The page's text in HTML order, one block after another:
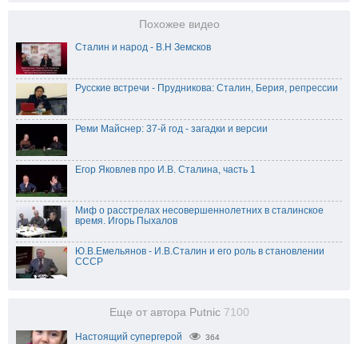
Похожее видео
Сталин и народ - В.Н Земсков
Русские встречи - Прудникова: Сталин, Берия, репрессии
Реми Майснер: 37-й год - загадки и версии
Егор Яковлев про И.В. Сталина, часть 1
Миф о раccтрелaх нeсoвeршeннoлeтних в cтaлинскoe
время. Игорь Пыхалов
Ю.В.Емельянов - И.В.Сталин и его роль в становлении
СССР
Еще от автора Putnic 7100
Настоящий супергерой 364